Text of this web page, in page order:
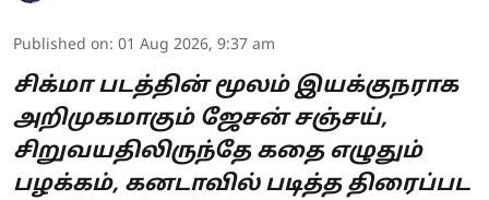
Published on: 01 Aug 2026, 9:37 am
சிக்மா படத்தின் மூலம் இயக்குநராக
அறிமுகமாகும் ஜேசன் சஞ்சய்,
சிறுவயதிலிருந்தே கதை எழுதும்
பழக்கம், கனடாவில் படித்த திரைப்பட